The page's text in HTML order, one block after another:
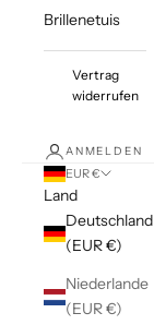
Brillenetuis
Vertrag
widerrufen
ANMELDEN
EUR €
Land
Deutschland
(EUR €)
Niederlande
(EUR €)